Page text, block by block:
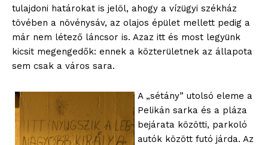
tulajdoni határokat is jelöl, ahogy a vízügyi székház
tövében a növénysáv, az olajos épület mellett pedig a
már nem létező láncsor is. Azaz itt és most legyünk
kicsit megengedők: ennek a közterületnek az állapota
sem csak a város sara.
A „sétány” utolsó eleme a
Pelikán sarka és a pláza
bejárata közötti, parkoló
autók között futó járda. Az